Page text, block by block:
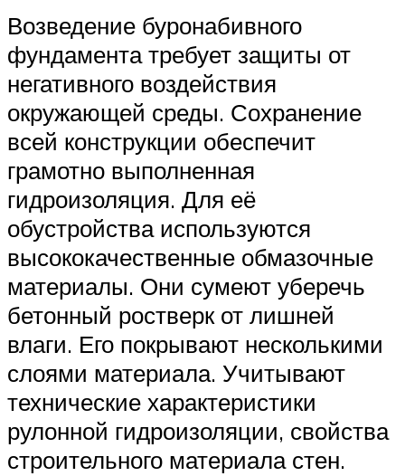
Возведение буронабивного
фундамента требует защиты от
негативного воздействия
окружающей среды. Сохранение
всей конструкции обеспечит
грамотно выполненная
гидроизоляция. Для её
обустройства используются
высококачественные обмазочные
материалы. Они сумеют уберечь
бетонный ростверк от лишней
влаги. Его покрывают несколькими
слоями материала. Учитывают
технические характеристики
рулонной гидроизоляции, свойства
строительного материала стен.